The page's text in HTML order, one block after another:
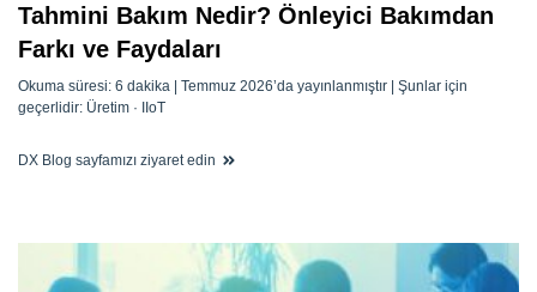
Tahmini Bakım Nedir? Önleyici Bakımdan
Farkı ve Faydaları
Okuma süresi: 6 dakika | Temmuz 2026’da yayınlanmıştır | Şunlar için
geçerlidir: Üretim · IIoT
DX Blog sayfamızı ziyaret edin